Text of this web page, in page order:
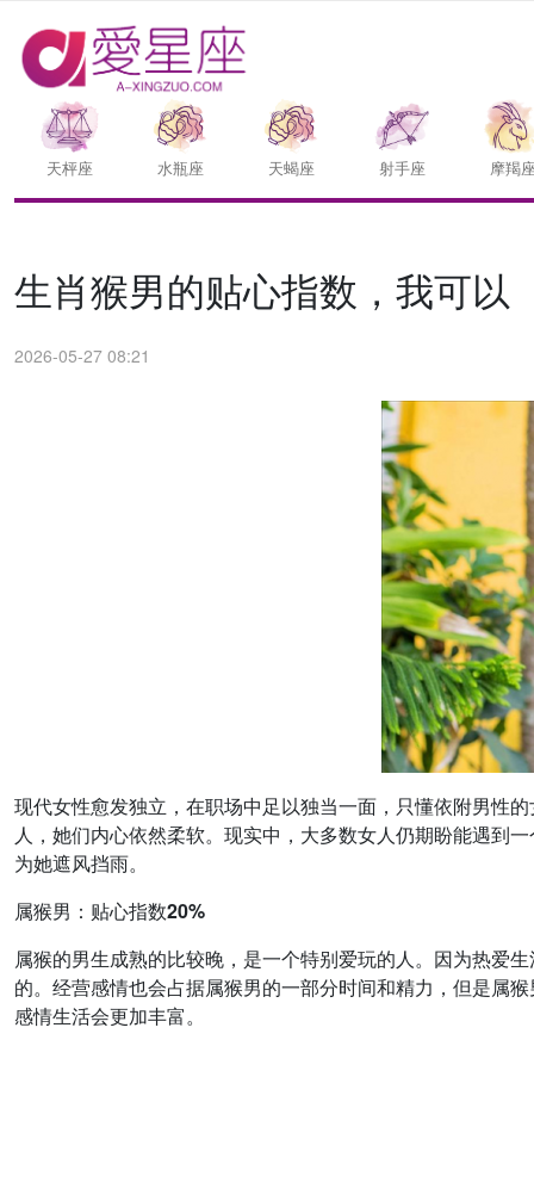
天枰座 水瓶座 天蝎座 射手座 摩羯
生肖猴男的贴心指数，我可以
2026-05-27 08:21
现代女性愈发独立，在职场中足以独当一面，只懂依附男性
人，她们内心依然柔软。现实中，大多数女人仍期盼能遇到
为她遮风挡雨。
属猴男：贴心指数20%
属猴的男生成熟的比较晚，是一个特别爱玩的人。因为热爱
的。经营感情也会占据属猴男的一部分时间和精力，但是属
感情生活会更加丰富。